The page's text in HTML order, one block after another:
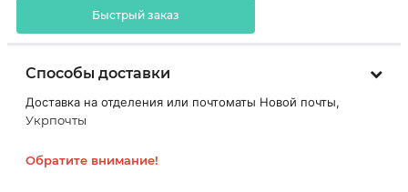
Быстрый заказ
Способы доставки
Доставка на отделения или почтоматы Новой почты,
Укрпочты
Обратите внимание!